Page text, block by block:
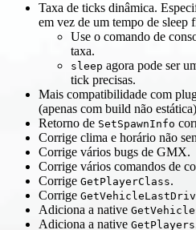
Taxa de ticks dinâmica.
em vez de um tempo de sleep
Use o comando de
taxa.
sleep agora pode ser
tick precisas.
Mais compatibilidade com
(apenas com build não estática)
Retorno de SetSpawnInfo
Corrige clima e horário não
Corrige vários bugs de GMX.
Corrige vários comandos de
Corrige GetPlayerClass.
Corrige
Adiciona a native
Adiciona a native GetPlayers